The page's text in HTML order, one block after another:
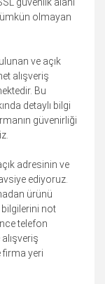
güvenlik alanı
olmayan
ve açık
alışveriş
Bu
detaylı bilgi
güvenirliği
adresinin ve
ediyoruz.
ürünü
bilgilerini not
telefon
firma yeri